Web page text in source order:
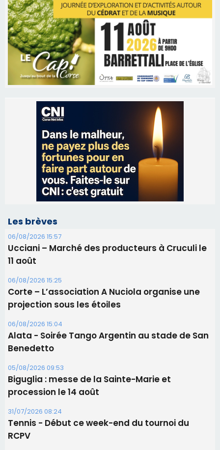
Les brèves
06/08/2026 15:57
Ucciani – Marché des producteurs à Cruculi le
11 août
06/08/2026 15:25
Corte – L’association A Nuciola organise une
projection sous les étoiles
06/08/2026 15:04
Alata - Soirée Tango Argentin au stade de San
Benedetto
05/08/2026 09:53
Biguglia : messe de la Sainte-Marie et
procession le 14 août
31/07/2026 08:24
Tennis - Début ce week-end du tournoi du
RCPV